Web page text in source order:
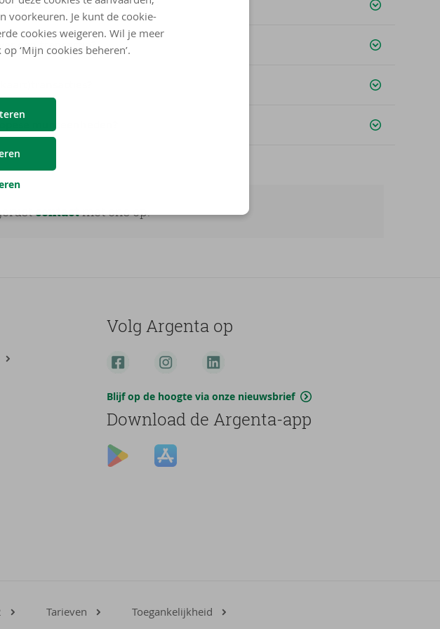
voorkeuren. Je kunt de cookie-
cookies weigeren. Wil je meer
‘Mijn cookies beheren’.
een link bevatten?
een transactie?
munteenheden?
contactmet ons op.
Volg Argenta op
Blijf op de hoogte via onze nieuwsbrief
Download de Argenta-app
Tarieven Toegankelijkheid